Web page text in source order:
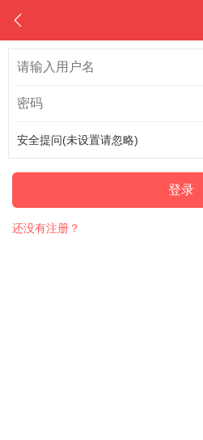
安全提问(未设置请忽略)
登录
还没有注册？